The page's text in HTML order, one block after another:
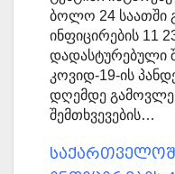
ბოლო 24 საათში
ინფიცირების 11
დადასტურებული
კოვიდ-19-ის
დღემდე
შემთხვევების…